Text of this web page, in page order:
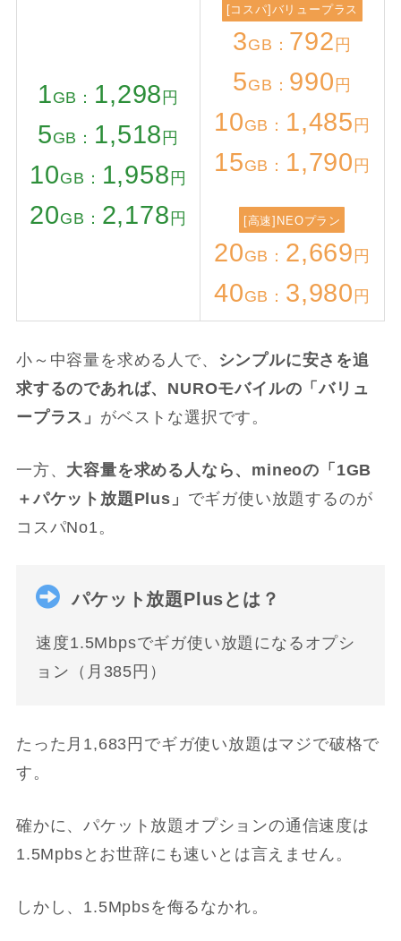
1GB： 1,298 円
5GB： 1,518 円
10GB： 1,958 円
20GB： 2,178 円
[コスパ]バリュープラス
3GB： 792 円
5GB： 990 円
10GB： 1,485 円
15GB： 1,790 円
[高速]NEOプラン
20GB： 2,669 円
40GB： 3,980 円
小～中容量を求める人で、
シンプルに安さを追
求するのであれば、NUROモバイルの「バリュ
ープラス」 がベストな選択です。
一方、 大容量を求める人なら、mineoの「1GB
＋パケット放題Plus」 でギガ使い放題するのが
コスパNo1。
パケット放題Plusとは？
速度1.5Mbpsでギガ使い放題になるオプシ
ョン（月385円）
たった月1,683円でギガ使い放題はマジで破格で
す。
確かに、パケット放題オプションの通信速度は
1.5Mpbsとお世辞にも速いとは言えません。
しかし、1.5Mpbsを侮るなかれ。